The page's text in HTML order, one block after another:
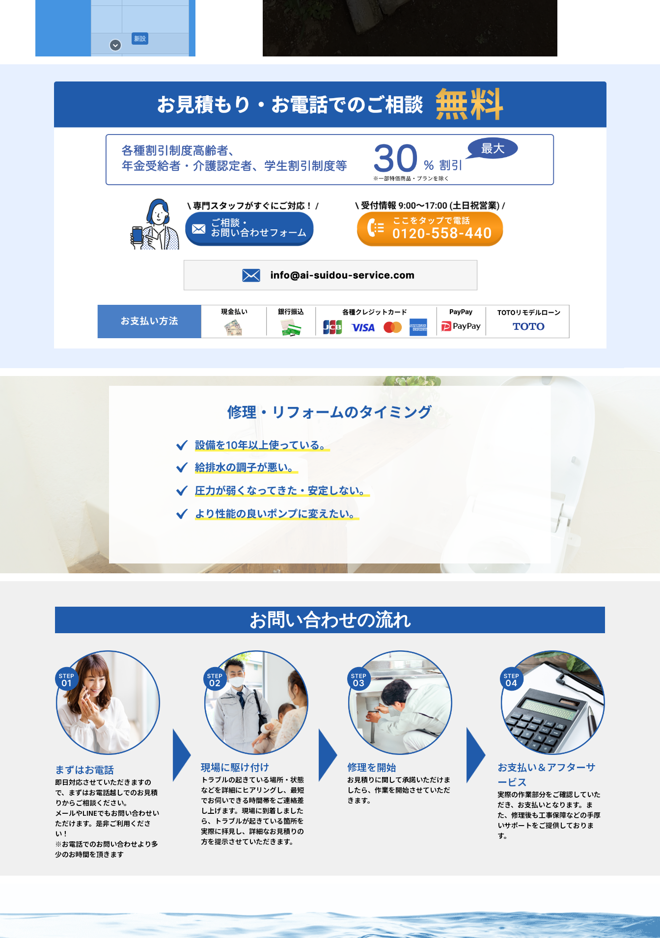
新設
メー
川本ポンプ
ェット部の交換
さいたま市で井戸ﾎﾟﾝﾌﾟのｼﾞｪｯﾄ部の
2022年3月18日 井戸ポンプ交
小平市で井戸ﾎﾟﾝﾌﾟの 交換工事を行
いました。 既存詳細 ﾒｰｶｰ
さいたま市で深井戸用電気井戸ﾎﾟﾝﾌﾟ
の 交換工事を行いました。 既存詳細
ﾒｰｶｰ 【TERAL:ﾃﾗﾙ】 品番 【PG-
307F-5】 新設詳細 ﾒｰｶｰ 【 TERAL:ﾃ
ﾗﾙ 】 品番 【PG-307F-5】
お問い合わせの流れ
まずはお電話
即日対応させていただきますの
で、まずはお電話越しでのお見積
りからご相談ください。
メールやLINEでもお問い合わせい
ただけます。是非ご利用くださ
い！
※お電話でのお問い合わせより多
少のお時間を頂きます
現場に駆け付け
トラブルの起きている場所・状態
などを詳細にヒアリングし、最短
でお伺いできる時間帯をご連絡差
し上げます。現場に到着しました
ら、トラブルが起きている箇所を
実際に拝見し、詳細なお見積りの
方を提示させていただきます。
修理を開始
お見積りに関して承諾いただけま
したら、作業を開始させていただ
きます。
お支払い＆アフターサ
ービス
実際の作業部分をご確認していた
だき、お支払いとなります。ま
た、修理後も工事保障などの手厚
いサポートをご提供しておりま
す。